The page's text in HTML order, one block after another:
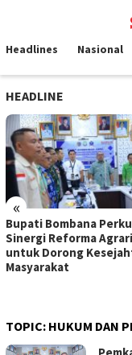
kontenMobile
Headlines Nasional
HEADLINE
«
Bupati Bombana
Sinergi Reforma
untuk Dorong
Masyarakat
TOPIC: HUKUM DAN